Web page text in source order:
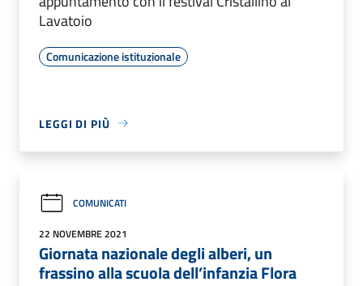
Lavatoio
Comunicazione istituzionale
LEGGI DI PIÙ
COMUNICATI
22 NOVEMBRE 2021
Giornata nazionale degli alberi, un
frassino alla scuola dell’infanzia Flora